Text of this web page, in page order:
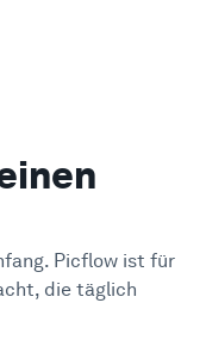
Picflow ist für
die täglich